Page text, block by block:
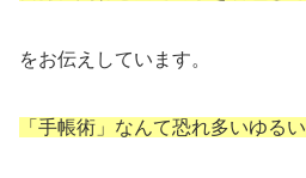
をお伝えしています。
「手帳術」なんて恐れ多いゆる